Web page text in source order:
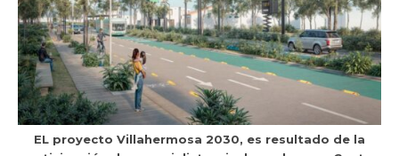
EL proyecto Villahermosa 2030, es resultado de la